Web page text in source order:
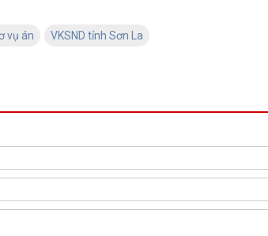
vụ án VKSND tỉnh Sơn La